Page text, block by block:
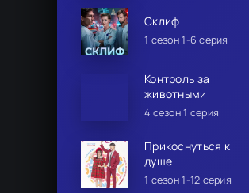
Склиф
1 сезон 1-6 серия
Контроль за
животными
4 сезон 1 серия
Прикоснуться к
душе
1 сезон 1-12 серия